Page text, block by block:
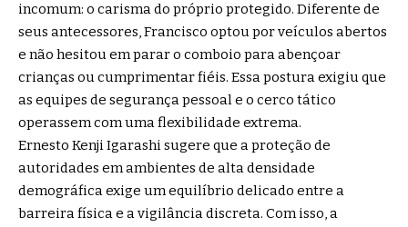
incomum: o carisma do próprio protegido. Diferente de
seus antecessores, Francisco optou por veículos abertos
e não hesitou em parar o comboio para abençoar
crianças ou cumprimentar fiéis. Essa postura exigiu que
as equipes de segurança pessoal e o cerco tático
operassem com uma flexibilidade extrema.
Ernesto Kenji Igarashi sugere que a proteção de
autoridades em ambientes de alta densidade
demográfica exige um equilíbrio delicado entre a
barreira física e a vigilância discreta. Com isso, a